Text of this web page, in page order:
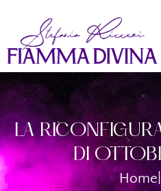
LA
DI
Home|